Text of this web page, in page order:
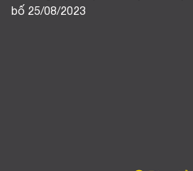
bố 25/08/2023